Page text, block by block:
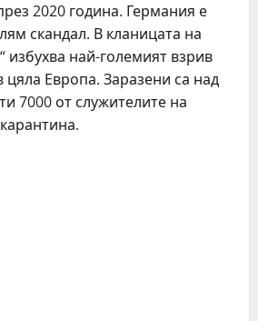
2020 година. Германия е
скандал. В кланицата на
избухва най-големият взрив
цяла Европа. Заразени са над
7000 от служителите на